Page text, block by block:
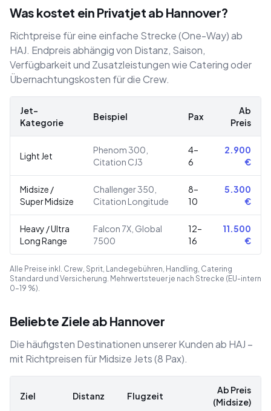
Was kostet ein Privatjet ab Hannover?
Richtpreise für eine einfache Strecke (One-Way) ab
HAJ. Endpreis abhängig von Distanz, Saison,
Verfügbarkeit und Zusatzleistungen wie Catering oder
Übernachtungskosten für die Crew.
Jet-
Kategorie
Beispiel Pax
Ab
Preis
Light Jet
Phenom 300,
Citation CJ3
4–
6
2.900
€
Midsize /
Super Midsize
Challenger 350,
Citation Longitude
8–
10
5.300
€
Heavy / Ultra
Long Range
Falcon 7X, Global
7500
12–
16
11.500
€
Alle Preise inkl. Crew, Sprit, Landegebühren, Handling, Catering
Standard und Versicherung. Mehrwertsteuer je nach Strecke (EU-intern
0–19 %).
Beliebte Ziele ab Hannover
Die häufigsten Destinationen unserer Kunden ab HAJ –
mit Richtpreisen für Midsize Jets (8 Pax).
Ziel Distanz Flugzeit
Ab Preis
(Midsize)